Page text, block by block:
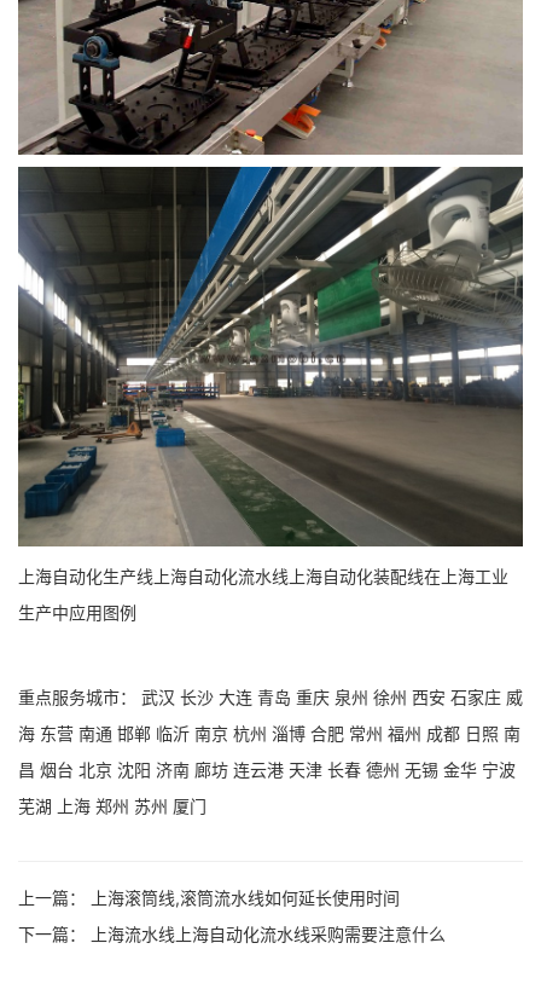
上海自动化生产线上海自动化流水线上海自动化装配线在上海工业
生产中应用图例
重点服务城市： 武汉 长沙 大连 青岛 重庆 泉州 徐州 西安 石家庄 威
海 东营 南通 邯郸 临沂 南京 杭州 淄博 合肥 常州 福州 成都 日照 南
昌 烟台 北京 沈阳 济南 廊坊 连云港 天津 长春 德州 无锡 金华 宁波
芜湖
上海 郑州 苏州 厦门
上一篇：
上海滚筒线,滚筒流水线如何延长使用时间
下一篇：
上海流水线上海自动化流水线采购需要注意什么